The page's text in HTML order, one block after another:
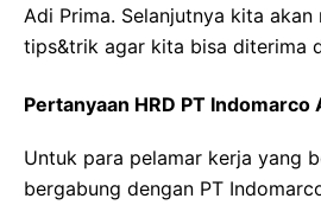
Adi Prima. Selanjutnya kita akan
tips&trik agar kita bisa diterima
Pertanyaan HRD PT Indomarco
Untuk para pelamar kerja yang
bergabung dengan PT